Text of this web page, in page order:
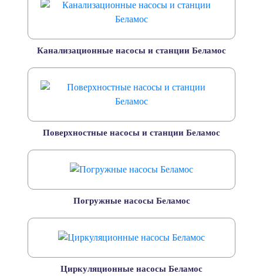
Канализационные насосы и станции Беламос
Поверхностные насосы и станции Беламос
Погружные насосы Беламос
Циркуляционные насосы Беламос